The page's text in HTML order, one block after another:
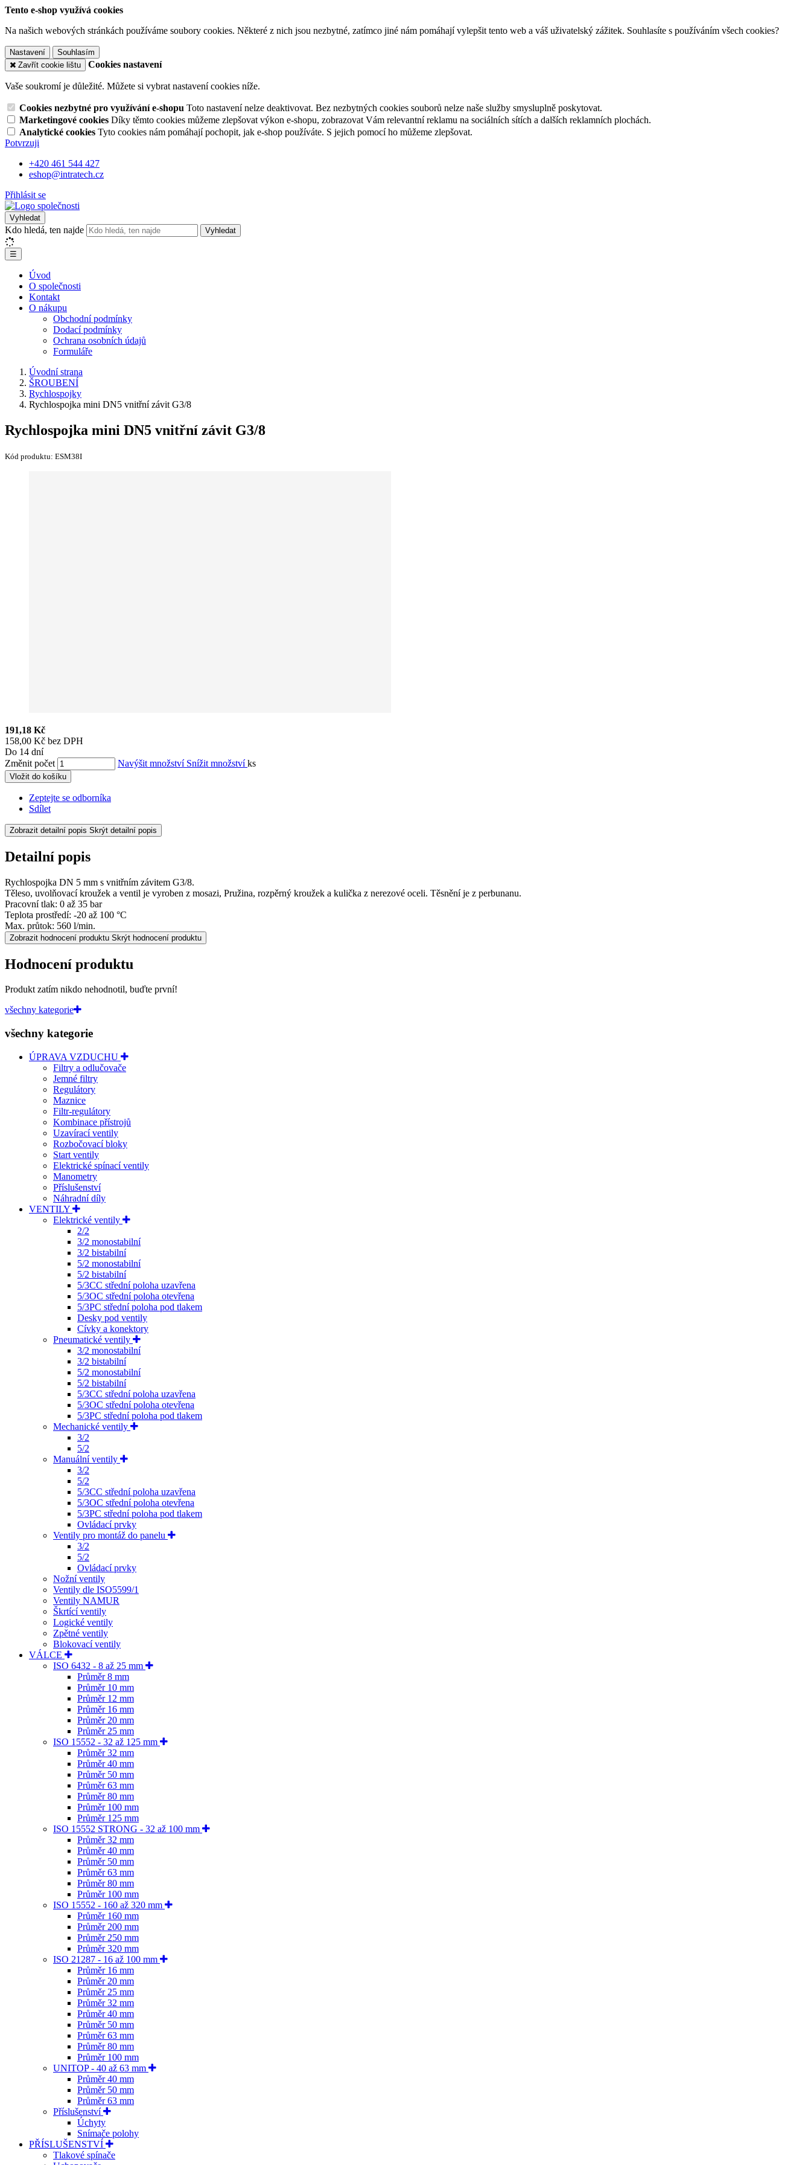
Tento e-shop využívá cookies
Na našich webových stránkách používáme soubory cookies. Některé z nich jsou nezbytné, zatímco jiné nám pomáhají vylepšit tento web a váš uživatelský zážitek. Souhlasíte s používáním všech cookies?
Nastavení
Souhlasím
Zavřít cookie lištu
Cookies nastavení
Vaše soukromí je důležité. Můžete si vybrat nastavení cookies níže.
Cookies nezbytné pro využívání e-shopu Toto nastavení nelze deaktivovat. Bez nezbytných cookies souborů nelze naše služby smysluplně poskytovat.
Marketingové cookies Díky těmto cookies můžeme zlepšovat výkon e-shopu, zobrazovat Vám relevantní reklamu na sociálních sítích a dalších reklamních plochách.
Analytické cookies Tyto cookies nám pomáhají pochopit, jak e-shop používáte. S jejich pomocí ho můžeme zlepšovat.
Potvrzuji
+420 461 544 427
eshop@intratech.cz
Přihlásit se
Vyhledat
Kdo hledá, ten najde Vyhledat
☰
Úvod
O společnosti
Kontakt
O nákupu
Obchodní podmínky
Dodací podmínky
Ochrana osobních údajů
Formuláře
Úvodní strana
ŠROUBENÍ
Rychlospojky
Rychlospojka mini DN5 vnitřní závit G3/8
Rychlospojka mini DN5 vnitřní závit G3/8
Kód produktu: ESM38I
191,18 Kč
158,00 Kč bez DPH
Do 14 dní
Změnit počet
Navýšit množství Snížit množstvíks
Vložit do košíku
Zeptejte se odborníka
Sdílet
Zobrazit detailní popis Skrýt detailní popis
Detailní popis
Rychlospojka DN 5 mm s vnitřním závitem G3/8.
Těleso, uvolňovací kroužek a ventil je vyroben z mosazi, Pružina, rozpěrný kroužek a kulička z nerezové oceli. Těsnění je z perbunanu.
Pracovní tlak: 0 až 35 bar
Teplota prostředí: -20 až 100 °C
Max. průtok: 560 l/min.
Zobrazit hodnocení produktu Skrýt hodnocení produktu
Hodnocení produktu
Produkt zatím nikdo nehodnotil, buďte první!
všechny kategorie
všechny kategorie
ÚPRAVA VZDUCHU
Filtry a odlučovače
Jemné filtry
Regulátory
Maznice
Filtr-regulátory
Kombinace přístrojů
Uzavírací ventily
Rozbočovací bloky
Start ventily
Elektrické spínací ventily
Manometry
Příslušenství
Náhradní díly
VENTILY
Elektrické ventily
2/2
3/2 monostabilní
3/2 bistabilní
5/2 monostabilní
5/2 bistabilní
5/3CC střední poloha uzavřena
5/3OC střední poloha otevřena
5/3PC střední poloha pod tlakem
Desky pod ventily
Cívky a konektory
Pneumatické ventily
3/2 monostabilní
3/2 bistabilní
5/2 monostabilní
5/2 bistabilní
5/3CC střední poloha uzavřena
5/3OC střední poloha otevřena
5/3PC střední poloha pod tlakem
Mechanické ventily
3/2
5/2
Manuální ventily
3/2
5/2
5/3CC střední poloha uzavřena
5/3OC střední poloha otevřena
5/3PC střední poloha pod tlakem
Ovládací prvky
Ventily pro montáž do panelu
3/2
5/2
Ovládací prvky
Nožní ventily
Ventily dle ISO5599/1
Ventily NAMUR
Škrtící ventily
Logické ventily
Zpětné ventily
Blokovací ventily
VÁLCE
ISO 6432 - 8 až 25 mm
Průměr 8 mm
Průměr 10 mm
Průměr 12 mm
Průměr 16 mm
Průměr 20 mm
Průměr 25 mm
ISO 15552 - 32 až 125 mm
Průměr 32 mm
Průměr 40 mm
Průměr 50 mm
Průměr 63 mm
Průměr 80 mm
Průměr 100 mm
Průměr 125 mm
ISO 15552 STRONG - 32 až 100 mm
Průměr 32 mm
Průměr 40 mm
Průměr 50 mm
Průměr 63 mm
Průměr 80 mm
Průměr 100 mm
ISO 15552 - 160 až 320 mm
Průměr 160 mm
Průměr 200 mm
Průměr 250 mm
Průměr 320 mm
ISO 21287 - 16 až 100 mm
Průměr 16 mm
Průměr 20 mm
Průměr 25 mm
Průměr 32 mm
Průměr 40 mm
Průměr 50 mm
Průměr 63 mm
Průměr 80 mm
Průměr 100 mm
UNITOP - 40 až 63 mm
Průměr 40 mm
Průměr 50 mm
Průměr 63 mm
Příslušenství
Úchyty
Snímače polohy
PŘÍSLUŠENSTVÍ
Tlakové spínače